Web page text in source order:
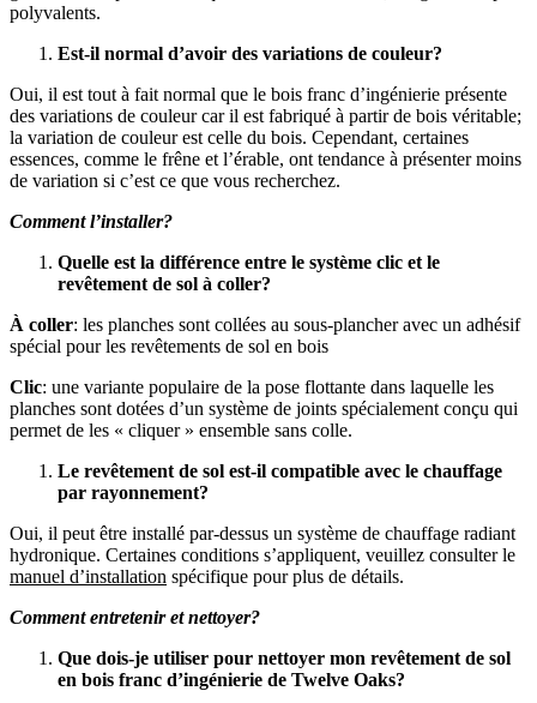
polyvalents.
Est-il normal d’avoir des variations de couleur?
Oui, il est tout à fait normal que le bois franc d’ingénierie présente
des variations de couleur car il est fabriqué à partir de bois véritable;
la variation de couleur est celle du bois. Cependant, certaines
essences, comme le frêne et l’érable, ont tendance à présenter moins
de variation si c’est ce que vous recherchez.
Comment l’installer?
Quelle est la différence entre le système clic et le
revêtement de sol à coller?
À coller: les planches sont collées au sous-plancher avec un adhésif
spécial pour les revêtements de sol en bois
Clic: une variante populaire de la pose flottante dans laquelle les
planches sont dotées d’un système de joints spécialement conçu qui
permet de les « cliquer » ensemble sans colle.
Le revêtement de sol est-il compatible avec le chauffage
par rayonnement?
Oui, il peut être installé par-dessus un système de chauffage radiant
hydronique. Certaines conditions s’appliquent, veuillez consulter le
manuel d’installation spécifique pour plus de détails.
Comment entretenir et nettoyer?
Que dois-je utiliser pour nettoyer mon revêtement de sol
en bois franc d’ingénierie de Twelve Oaks?